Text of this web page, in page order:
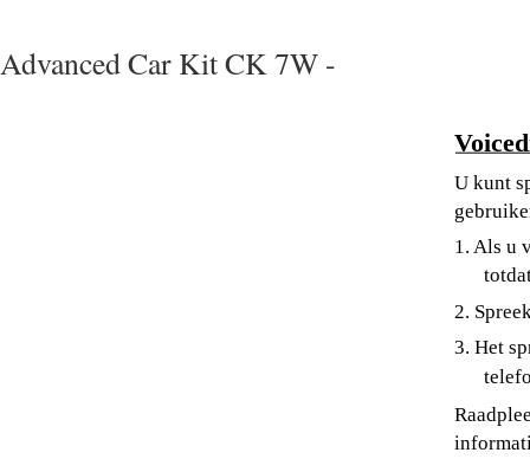
Advanced Car Kit CK 7W -
U kunt
1. Als u
2.
3. Het